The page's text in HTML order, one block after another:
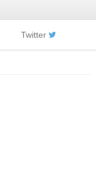
Twitter